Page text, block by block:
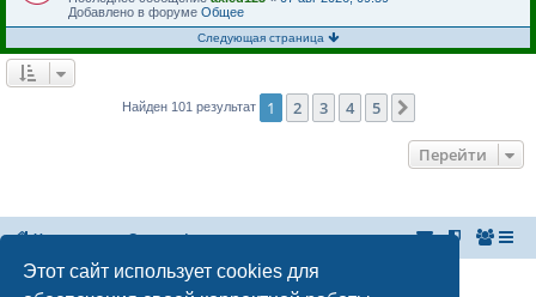
Этот сайт использует cookies для
щ
е
н
о
е
о
Добавлено в форуме Общее
Следующая страница
Найден 101 результат 1 2 3 4 5
Перейти
На главную Список форумов
Российская Ассоциация Развития Игорного Бизнеса
Эл. почта:
admin@rarib.ru
office@rarib.ru